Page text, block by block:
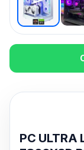
PC ULTRA